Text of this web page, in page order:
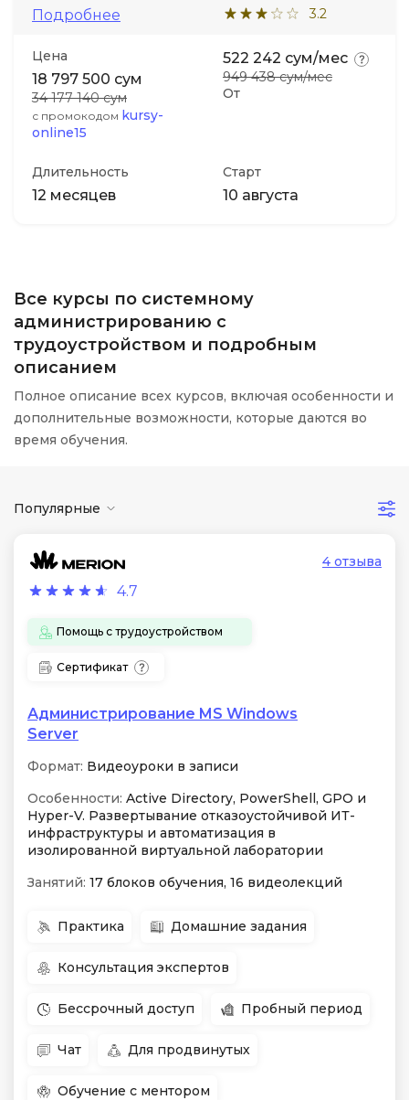
Подробнее
3.2
Цена
18 797 500 сум
34 177 140 сум
с промокодом kursy-
online15
От
522 242 сум/мес
949 438 сум/мес
Длительность
12 месяцев
Старт
10 августа
Все курсы по системному
администрированию с
трудоустройством и подробным
описанием
Полное описание всех курсов, включая особенности и
дополнительные возможности, которые даются во
время обучения.
Популярные
4.7
4 отзыва
Помощь с трудоустройством
Сертификат
Администрирование MS Windows
Server
Формат: Видеоуроки в записи
Особенности: Active Directory, PowerShell, GPO и
Hyper-V. Развертывание отказоустойчивой ИТ-
инфраструктуры и автоматизация в
изолированной виртуальной лаборатории
Занятий: 17 блоков обучения, 16 видеолекций
Практика Домашние задания
Консультация экспертов
Бессрочный доступ Пробный период
Чат Для продвинутых
Обучение с ментором